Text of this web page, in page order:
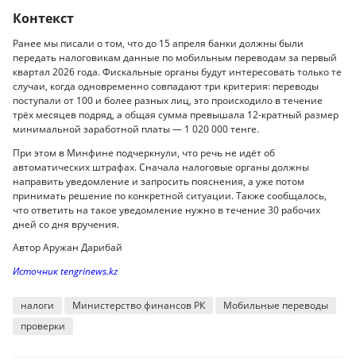
Контекст
Ранее мы писали о том, что до 15 апреля банки должны были
передать налоговикам данные по мобильным переводам за первый
квартал 2026 года. Фискальные органы будут интересовать только те
случаи, когда одновременно совпадают три критерия: переводы
поступали от 100 и более разных лиц, это происходило в течение
трёх месяцев подряд, а общая сумма превышала 12-кратный размер
минимальной заработной платы — 1 020 000 тенге.
При этом в Минфине подчеркнули, что речь не идёт об
автоматических штрафах. Сначала налоговые органы должны
направить уведомление и запросить пояснения, а уже потом
принимать решение по конкретной ситуации. Также сообщалось,
что ответить на такое уведомление нужно в течение 30 рабочих
дней со дня вручения.
Автор Аружан Дарибай
Источник tengrinews.kz
налоги Министерство финансов РК
Мобильные переводы
проверки